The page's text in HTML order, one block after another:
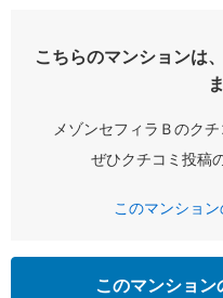
こちらのマンションは
メゾンセフィラＢのク
ぜひクチコミ投稿
このマンショ
このマンショ